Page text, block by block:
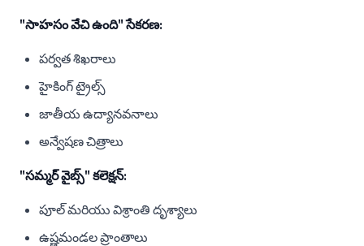
"సాహసం వేచి ఉంది" సేకరణ:
పర్వత శిఖరాలు
హైకింగ్ ట్రైల్స్
జాతీయ ఉద్యానవనాలు
అన్వేషణ చిత్రాలు
"సమ్మర్ వైబ్స్" కలెక్షన్:
పూల్ మరియు విశ్రాంతి దృశ్యాలు
ఉష్ణమండల ప్రాంతాలు